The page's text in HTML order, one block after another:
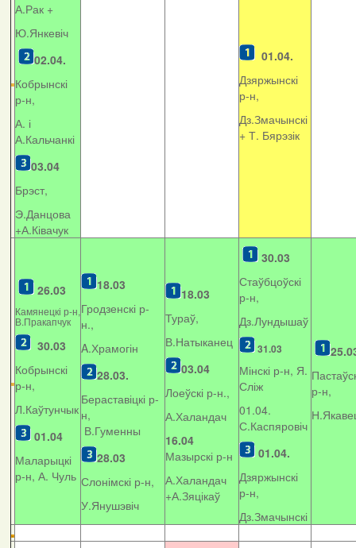
А.Рак +
Ю.Янкевіч
02.04.
Кобрынскі
р-н,
А. і
А.Кальчанкі
03.04
Брэст,
Э.Данцова
+А.Ківачук
01.04.
Дзяржынскі
р-н,
Дз.Змачынскі
+ Т. Бярэзік
26.03
Камянецкі р-н,
В.Пракапчук
30.03
Кобрынскі
р-н,
Л.Каўтунчык
01.04
Маларыцкі
р-н, А. Чуль
18.03
Гродзенскі р-
н.,
A.Храмогін
28.03.
Бераставіцкі р-
н,
В.Гуменны
28.03
Слонімскі р-н,
У.Янушэвіч
18.03
Тураў,
В.Натыканец
03.04
Лоеўскі р-н.,
А.Халандач
16.04
Мазырскі р-н
А.Халандач
+А.Зяцікаў
30.03
Стаўбцоўскі
р-н,
Дз.Лундышаў
31.03
Мінскі р-н, Я.
Сліж
01.04.
С.Каспяровіч
01.04.
Дзяржынскі
р-н,
Дз.Змачынскі
р-н,